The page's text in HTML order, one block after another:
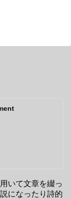
いて文章を綴っ
になったり詩的